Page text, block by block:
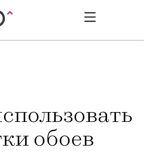
обоев